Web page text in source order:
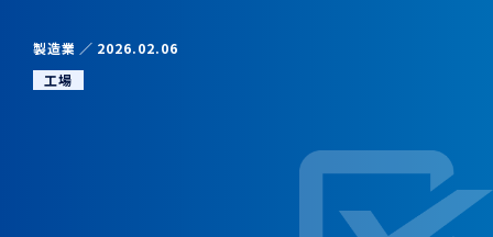
製造業
2026.02.06
工場